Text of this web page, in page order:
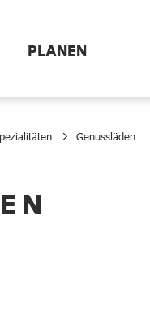
PLANEN
Genussläden